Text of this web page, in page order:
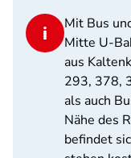
Mit Bus
Mitte U-
aus
293, 378,
als auch
Nähe des
befindet